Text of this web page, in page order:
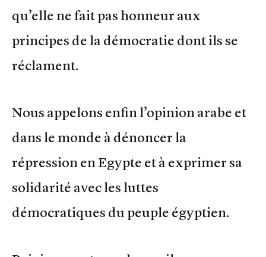
qu’elle ne fait pas honneur aux
principes de la démocratie dont ils se
réclament.
Nous appelons enfin l’opinion arabe et
dans le monde à dénoncer la
répression en Egypte et à exprimer sa
solidarité avec les luttes
démocratiques du peuple égyptien.